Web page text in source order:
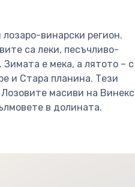
винарски регион.
са леки, песъчливо-
е мека, а лятото – с
и Стара планина. Тези
масиви на Винекс
в долината.